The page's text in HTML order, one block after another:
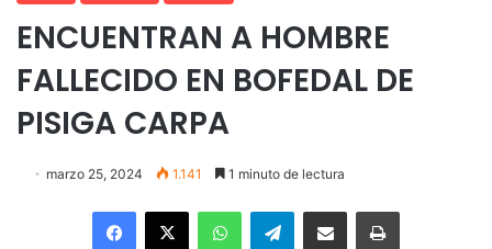
ENCUENTRAN A HOMBRE
FALLECIDO EN BOFEDAL DE
PISIGA CARPA
marzo 25, 2024 1.141 1 minuto de lectura
Facebook
X WhatsAppTelegramEnviar vía email Imprimir